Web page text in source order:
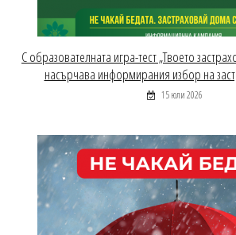
С образователната игра-тест „Твоето
насърчава информирания избор на
15 юли 2026